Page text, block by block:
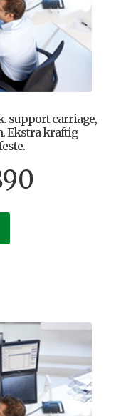
support carriage,
Ekstra kraftig